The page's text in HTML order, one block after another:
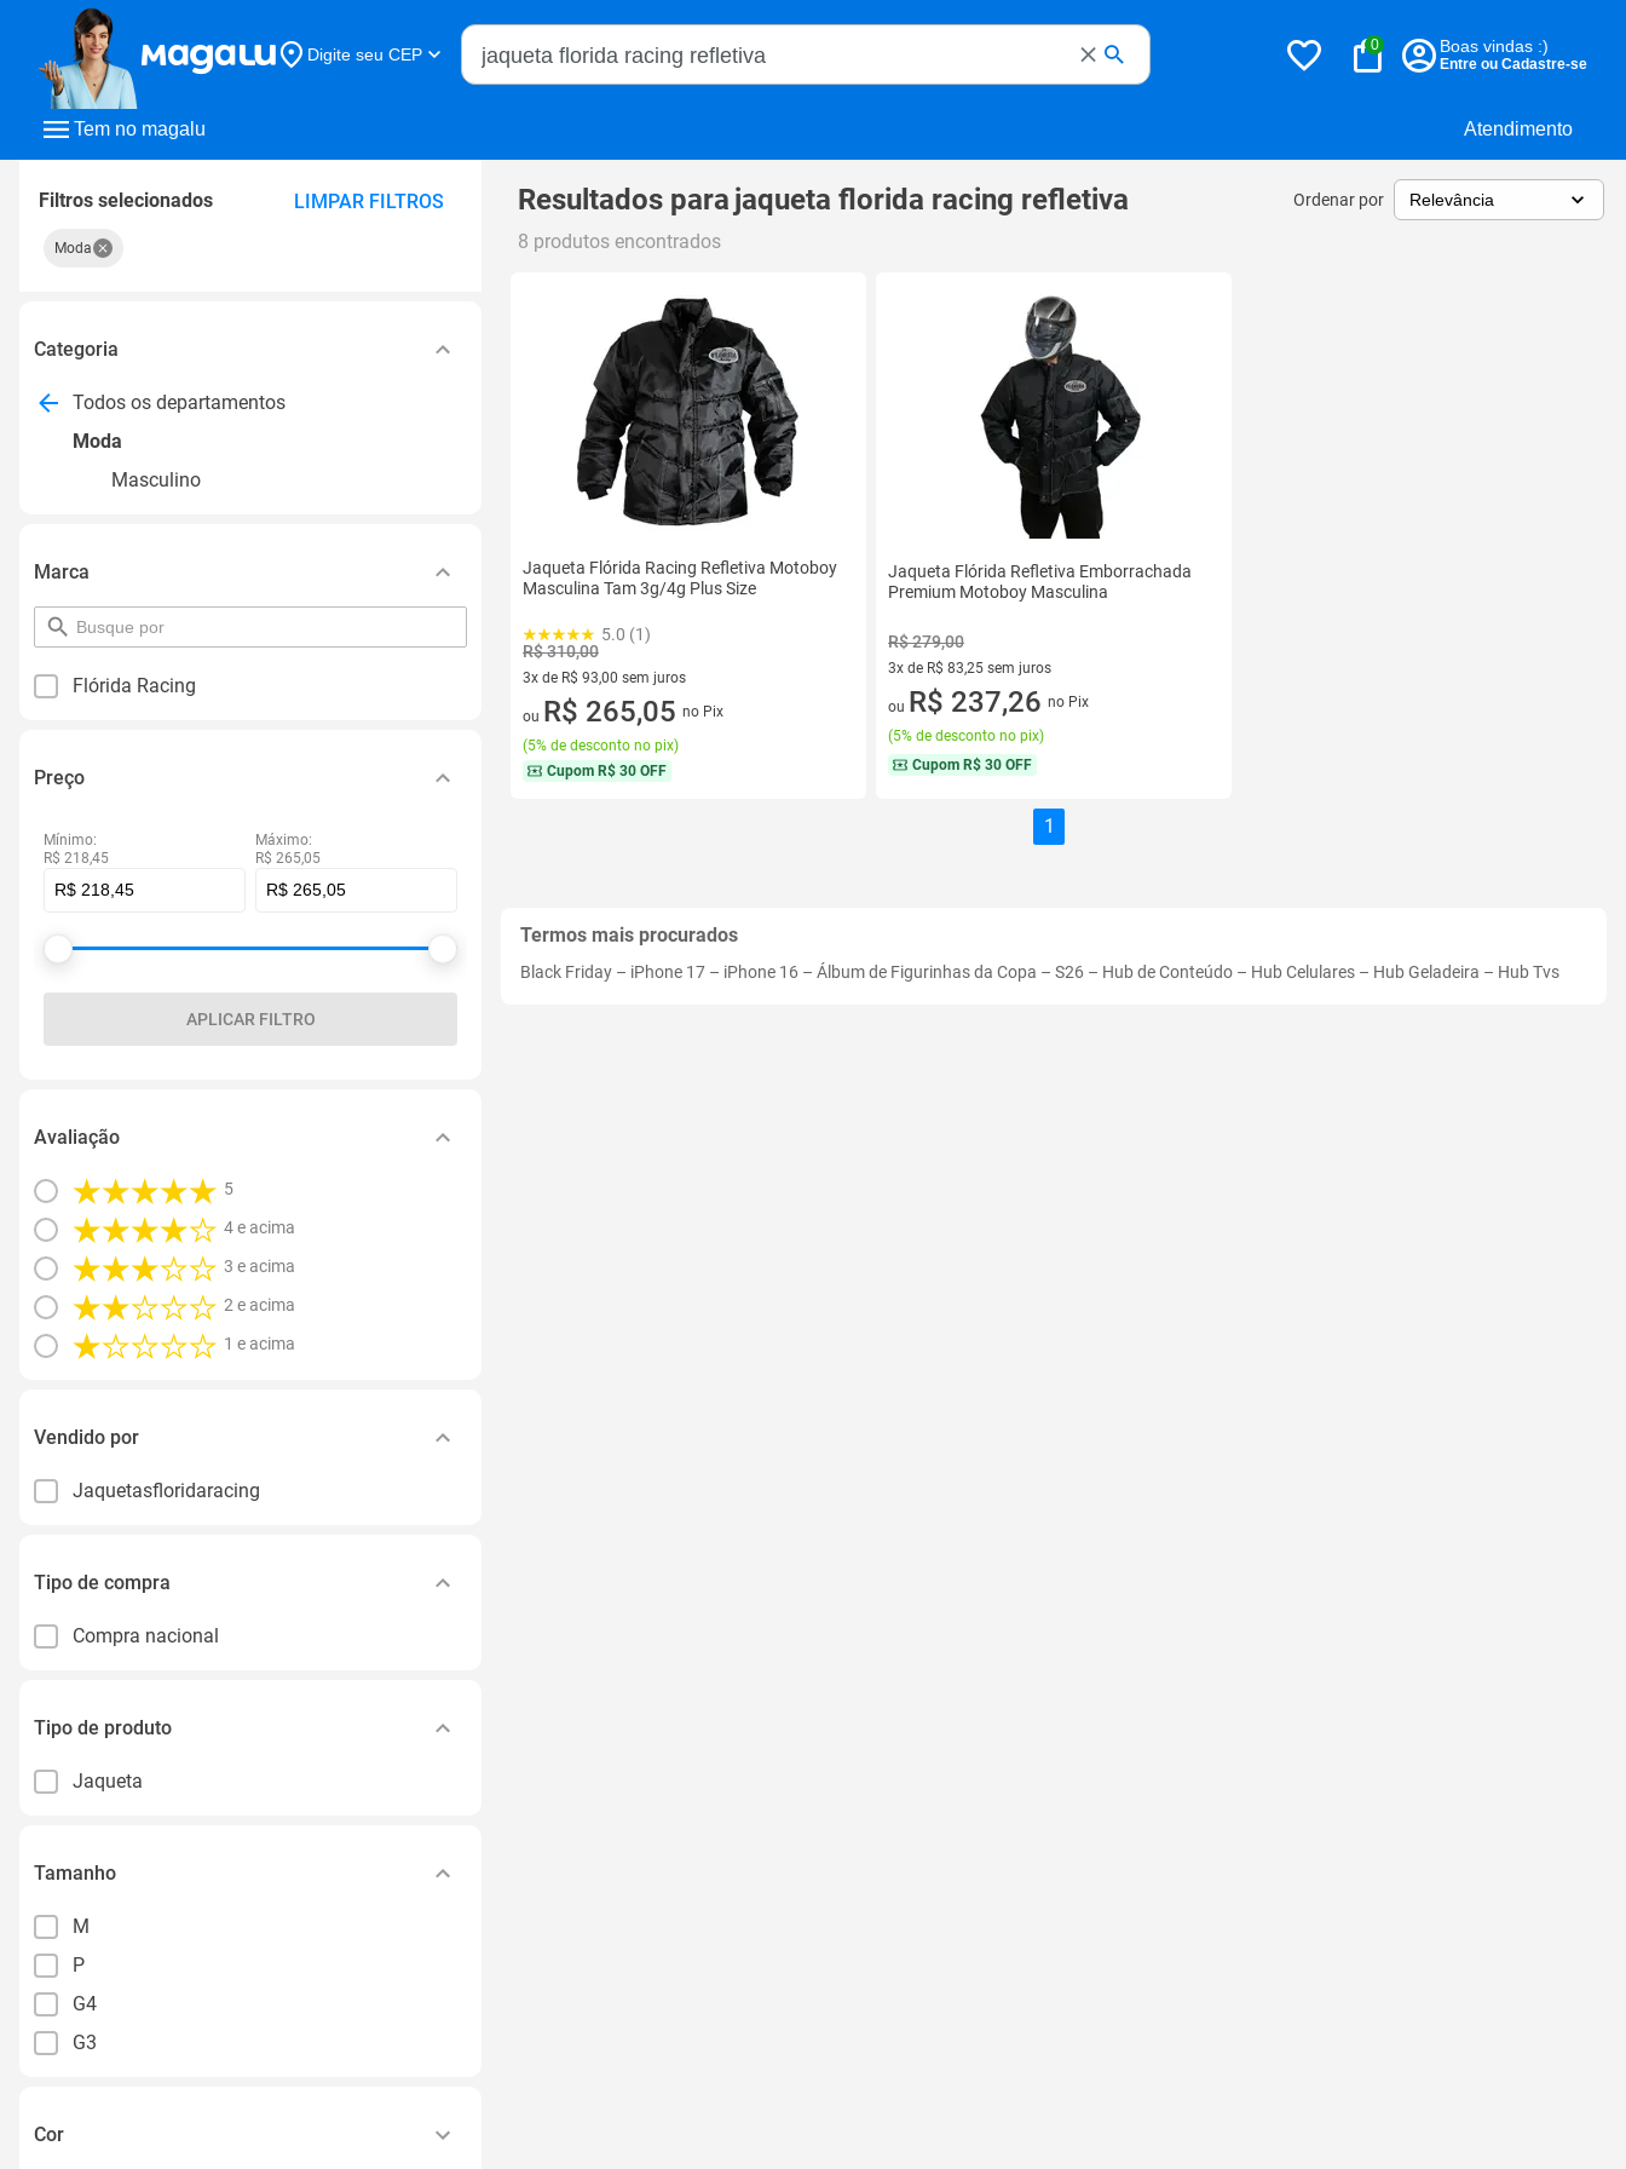
Tem no magalu Atendimento
Digite seu CEP
Buscar no Magalu
0 Boas vindas :)
Entre ou Cadastre-se
Filtros selecionados LIMPAR FILTROS
Moda
Categoria
Todos os departamentos
Moda
Masculino
Marca
pesquisar
por
Flórida Racing
Preço
Mínimo:
R$ 218,45
Máximo:
R$ 265,05
APLICAR FILTRO
Avaliação
5
4 e acima
3 e acima
2 e acima
1 e acima
Vendido por
Jaquetasfloridaracing
Tipo de compra
Compra nacional
Tipo de produto
Jaqueta
Tamanho
M
P
G4
G3
Cor
Resultados para jaqueta florida racing refletiva Ordenar por
8 produtos encontrados
Jaqueta Flórida Racing Refletiva Motoboy
Masculina Tam 3g/4g Plus Size
5.0 (1)
R$ 310,00
3x de R$ 93,00 sem juros
3 vez de R$ 93,00 sem juros
ou R$ 265,05 no Pix
(5% de desconto no pix)
Cupom R$ 30 OFF
Jaqueta Flórida Refletiva Emborrachada
Premium Motoboy Masculina
R$ 279,00
3x de R$ 83,25 sem juros
3 vez de R$ 83,25 sem juros
ou R$ 237,26 no Pix
(5% de desconto no pix)
Cupom R$ 30 OFF
1
Termos mais procurados
Black Friday – iPhone 17 – iPhone 16 – Álbum de Figurinhas da Copa – S26 – Hub de Conteúdo – Hub Celulares – Hub Geladeira – Hub Tvs